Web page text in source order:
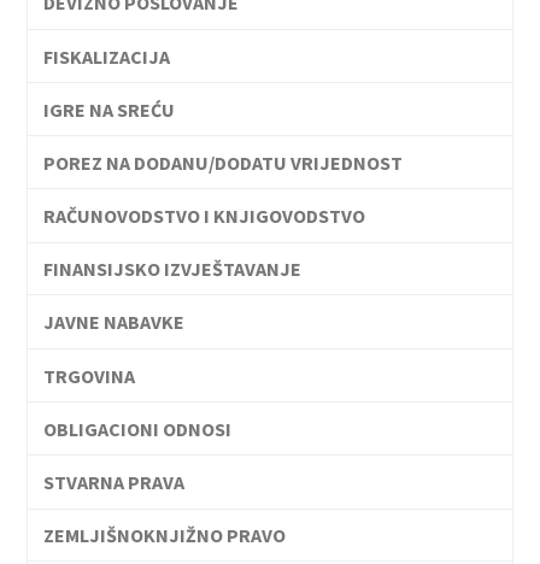
FISKALIZACIJA
IGRE NA SREĆU
POREZ NA DODANU/DODATU VRIJEDNOST
RAČUNOVODSTVO I KNJIGOVODSTVO
FINANSIJSKO IZVJEŠTAVANJE
JAVNE NABAVKE
TRGOVINA
OBLIGACIONI ODNOSI
STVARNA PRAVA
ZEMLJIŠNOKNJIŽNO PRAVO